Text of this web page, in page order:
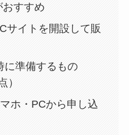
おすすめ
サイトを開設して販
に準備するもの
）
ホ・PCから申し込